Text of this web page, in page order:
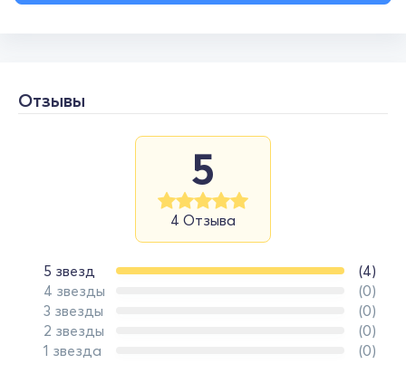
Отзывы
5
4 Отзыва
5 звезд
(4)
4 звезды
(0)
3 звезды
(0)
2 звезды
(0)
1 звезда
(0)